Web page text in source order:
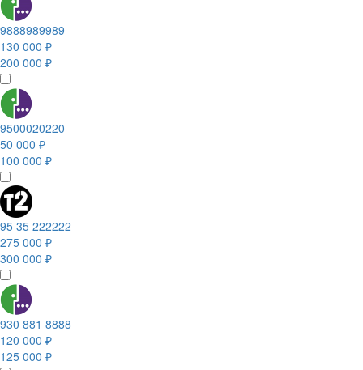
9888989989
130 000 ₽
200 000 ₽
9500020220
50 000 ₽
100 000 ₽
95 35 222222
275 000 ₽
300 000 ₽
930 881 8888
120 000 ₽
125 000 ₽